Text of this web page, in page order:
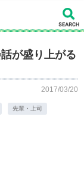
が盛り上がる
2017/03/20
先輩・上司